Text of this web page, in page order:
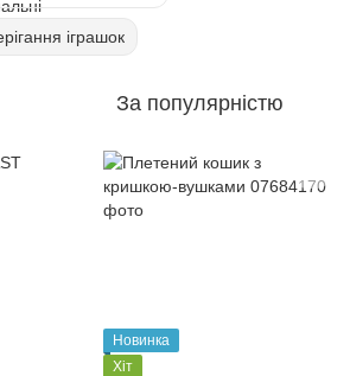
іграшок
За популярністю
Новинка
Хіт